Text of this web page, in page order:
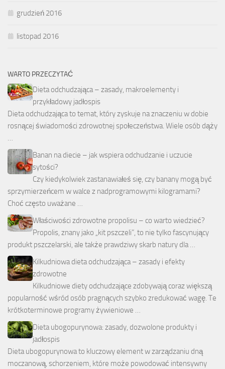
grudzień 2016
listopad 2016
WARTO PRZECZYTAĆ
Dieta odchudzająca – zasady, makroelementy i
przykładowy jadłospis
Dieta odchudzająca to temat, który zyskuje na znaczeniu w dobie
rosnącej świadomości zdrowotnej społeczeństwa. Wiele osób dąży
…
Banan na diecie – jak wspiera odchudzanie i uczucie
sytości?
Czy kiedykolwiek zastanawiałeś się, czy banany mogą być
sprzymierzeńcem w walce z nadprogramowymi kilogramami?
Choć często uważane …
Właściwości zdrowotne propolisu – co warto wiedzieć?
Propolis, znany jako „kit pszczeli”, to nie tylko fascynujący
produkt pszczelarski, ale także prawdziwy skarb natury dla …
Kilkudniowa dieta odchudzająca – zasady i efekty
zdrowotne
Kilkudniowe diety odchudzające zdobywają coraz większą
popularność wśród osób pragnących szybko zredukować wagę. Te
krótkoterminowe programy żywieniowe …
Dieta ubogopurynowa: zasady, dozwolone produkty i
jadłospis
Dieta ubogopurynowa to kluczowy element w zarządzaniu dną
moczanową, schorzeniem, które może powodować intensywny